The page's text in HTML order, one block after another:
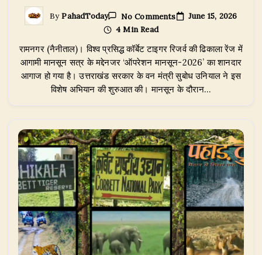
ByPahadToday No CommentsOn
रिजर्व
में
ऑपरेशन
मानसून
2026
शुरू:
मंत्री
सुबोध
उनियाल
ने
ढिकाला
रेंज
से
किया
आगाज़,
ई-
सर्विलांस
से
होगी
वन्यजीवों
की
सुरक्षा
June 15, 2026
4 Min Read
रामनगर (नैनीताल)। विश्व प्रसिद्ध कॉर्बेट टाइगर रिजर्व की ढिकाला रेंज में
आगामी मानसून सत्र के मद्देनजर ‘ऑपरेशन मानसून-2026’ का शानदार
आगाज हो गया है। उत्तराखंड सरकार के वन मंत्री सुबोध उनियाल ने इस
विशेष अभियान की शुरुआत की। मानसून के दौरान…